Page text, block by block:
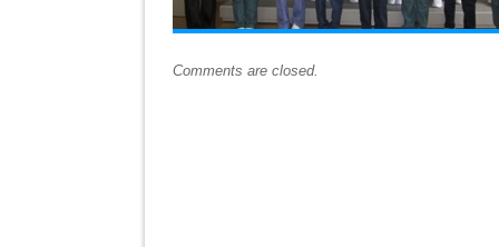
Comments are closed.